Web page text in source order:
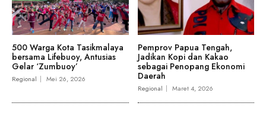
500 Warga Kota Tasikmalaya
bersama Lifebuoy, Antusias
Gelar ‘Zumbuoy’
Regional Mei 26, 2026
Pemprov Papua Tengah,
Jadikan Kopi dan Kakao
sebagai Penopang Ekonomi
Daerah
Regional Maret 4, 2026